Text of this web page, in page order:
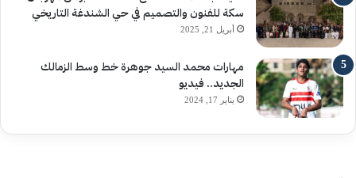
سكة للفنون والتصميم في حي الشندغة التاريخي
أبريل 21, 2025
مهارات محمد السيد جوهرة خط وسط الزمالك
الجديد.. فيديو
يناير 17, 2024